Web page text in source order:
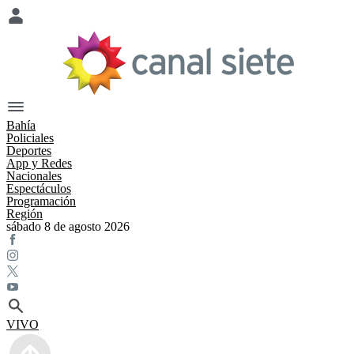
Bahía
Policiales
Deportes
App y Redes
Nacionales
Espectáculos
Programación
Región
sábado 8 de agosto 2026
VIVO